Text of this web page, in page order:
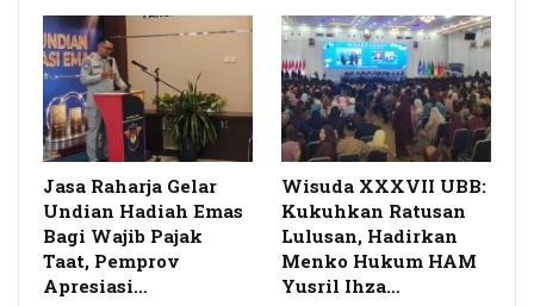
Jasa Raharja Gelar
Undian Hadiah Emas
Bagi Wajib Pajak
Taat, Pemprov
Apresiasi…
Wisuda XXXVII UBB:
Kukuhkan Ratusan
Lulusan, Hadirkan
Menko Hukum HAM
Yusril Ihza…